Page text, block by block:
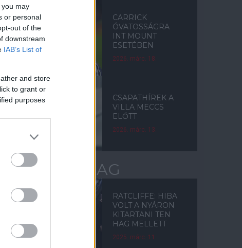
may
or personal
out of the
downstream
IAB’s List of
and store
to grant or
purposes
CARRICK
ÓVATOSSÁGRA
INT MOUNT
ESETÉBEN
2026. márc. 18.
CSAPATHÍREK A
VILLA MECCS
ELŐTT
2026. márc. 13.
ERIK TEN HAG
RATCLIFFE: HIBA
VOLT A NYÁRON
KITARTANI TEN
HAG MELLETT
2025. márc. 11.